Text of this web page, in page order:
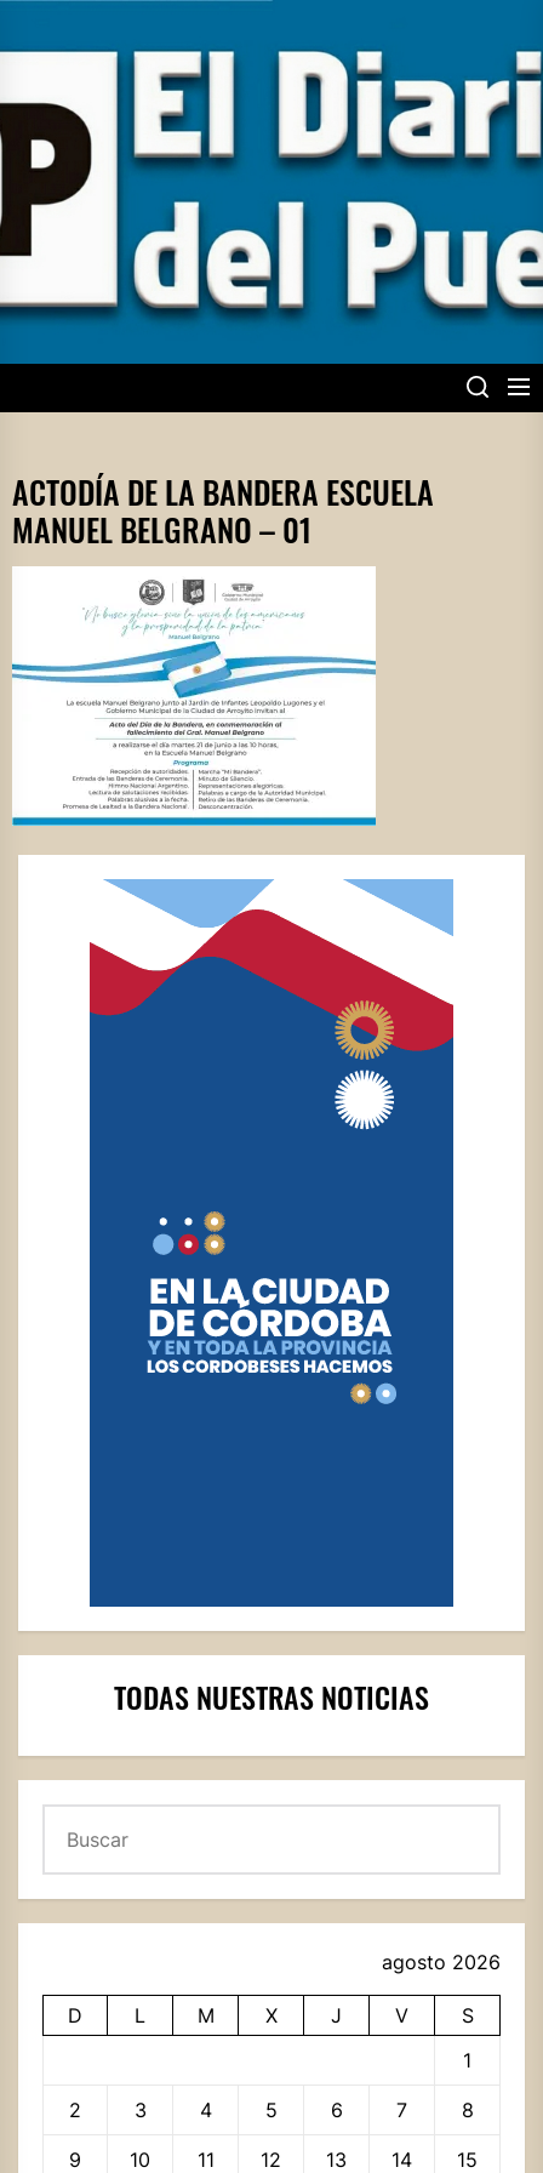
content
EL DIARIO DEL
PUEBLO
ACTODÍA DE LA BANDERA ESCUELA
MANUEL BELGRANO – 01
TODAS NUESTRAS NOTICIAS
agosto 2026
D L M X J V
S
1
2 3 4 5 6 7 8
9 10 11 12 13 14 15